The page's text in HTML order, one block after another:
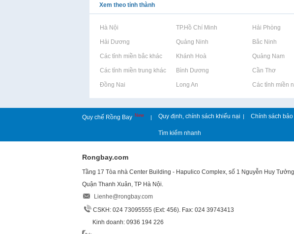
Xem theo tỉnh thành
Rao vặt tại Hà Nội Rao vặt tại TP.Hồ Chí Minh Rao vặt tại Hải Phòng
Rao vặt tại Hải Dương Rao vặt tại Quảng Ninh Rao vặt tại Bắc Ninh
Rao vặt tại Các tỉnh miền bắc khácRao vặt tại Khánh Hoà Rao vặt tại Quảng Nam
Rao vặt tại Các tỉnh miền trung khácRao vặt tại Bình Dương Rao vặt tại Cần Thơ
Rao vặt tại Đồng Nai Rao vặt tại Long An Rao vặt tại Các tỉnh miền
Quy chế Rồng Bay New | Quy định, chính sách khiếu nại | Chính sách bảo
Tìm kiếm nhanh
Rongbay.com
Tầng 17 Tòa nhà Center Building - Hapulico Complex, số 1 Nguyễn Huy
Quận Thanh Xuân, TP Hà Nội.
Lienhe@rongbay.com
CSKH: 024 73095555 (Ext: 456). Fax: 024 39743413
Kinh doanh: 0936 194 226